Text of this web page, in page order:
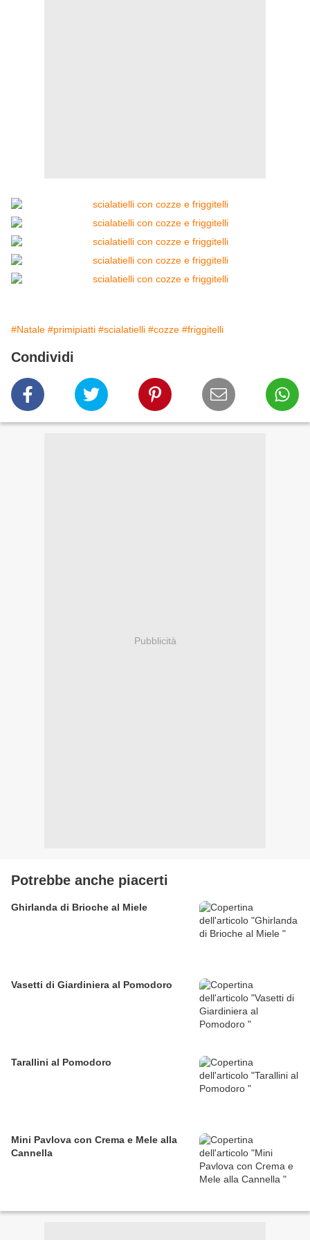
#Natale #primipiatti #scialatielli #cozze #friggitelli
Condividi
Pubblicità
Potrebbe anche piacerti
Ghirlanda di Brioche al Miele
Vasetti di Giardiniera al Pomodoro
Tarallini al Pomodoro
Mini Pavlova con Crema e Mele alla
Cannella